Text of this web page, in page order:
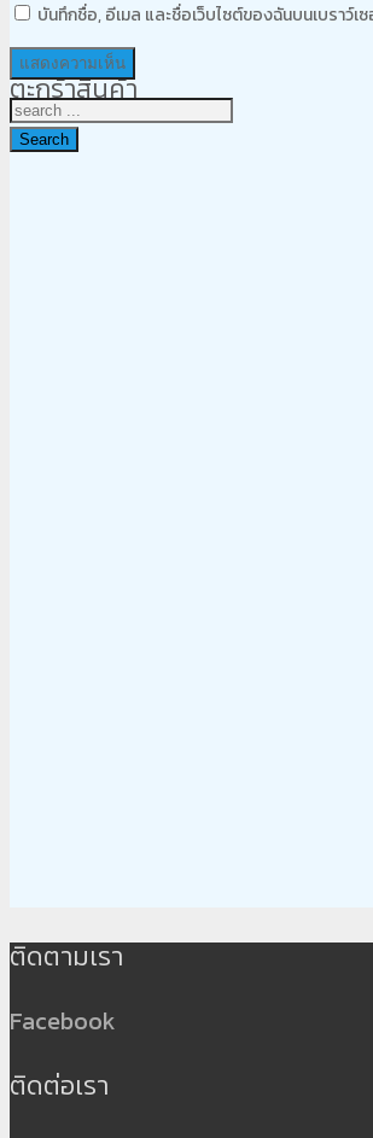
ตะกร้าสินค้า
บันทึกชื่อ, อีเมล และชื่อเว็บไซต์ของฉันบนเบราว์
Search
ติดตามเรา
Facebook
ติดต่อเรา